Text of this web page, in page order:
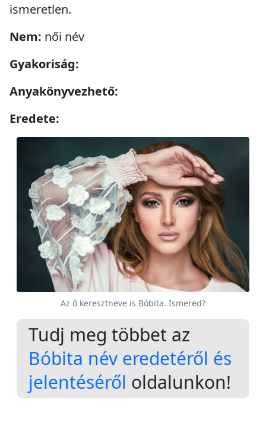
ismeretlen.
Nem: női név
Gyakoriság:
Anyakönyvezhető:
Eredete:
Az ő keresztneve is Bóbita. Ismered?
Tudj meg többet az
Bóbita név eredetéről és
jelentéséről oldalunkon!